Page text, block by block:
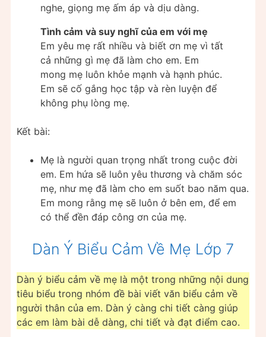
nghe, giọng mẹ ấm áp và dịu dàng.
Tình cảm và suy nghĩ của em với mẹ
Em yêu mẹ rất nhiều và biết ơn mẹ vì tất
cả những gì mẹ đã làm cho em. Em
mong mẹ luôn khỏe mạnh và hạnh phúc.
Em sẽ cố gắng học tập và rèn luyện để
không phụ lòng mẹ.
Kết bài:
Mẹ là người quan trọng nhất trong cuộc đời
em. Em hứa sẽ luôn yêu thương và chăm sóc
mẹ, như mẹ đã làm cho em suốt bao năm qua.
Em mong rằng mẹ sẽ luôn ở bên em, để em
có thể đền đáp công ơn của mẹ.
Dàn Ý Biểu Cảm Về Mẹ Lớp 7
Dàn ý biểu cảm về mẹ là một trong những nội dung
tiêu biểu trong nhóm đề bài viết văn biểu cảm về
người thân của em. Dàn ý càng chi tiết càng giúp
các em làm bài dễ dàng, chi tiết và đạt điểm cao.